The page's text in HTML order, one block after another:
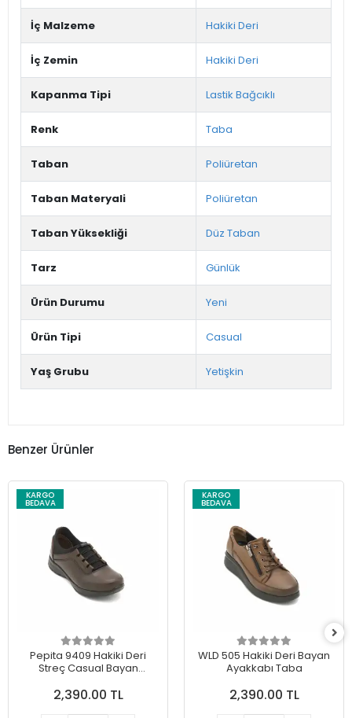
İç Malzeme Hakiki Deri
İç Zemin Hakiki Deri
Kapanma Tipi Lastik Bağcıklı
Renk Taba
Taban Poliüretan
Taban Materyali Poliüretan
Taban Yüksekliği Düz Taban
Tarz Günlük
Ürün Durumu Yeni
Ürün Tipi Casual
Yaş Grubu Yetişkin
Benzer Ürünler
KARGO
BEDAVA
Pepita 9409 Hakiki Deri
Streç Casual Bayan
2,390.00 TL
KARGO
BEDAVA
WLD 505 Hakiki Deri Bayan
Ayakkabı Taba
2,390.00 TL